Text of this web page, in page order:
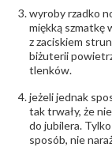
Szlif kamieni
Masa kamieni
(łącznie)
INNE PARAMETRY
Producent
odpowiedzialny:
Bezpieczeństwo
- rodzaj
,
wyroby rzadko
miękką szmatkę
z zaciskiem
biżuterii
tlenków.
jeżeli jednak
tak trwały, że
do jubilera.
sposób, nie